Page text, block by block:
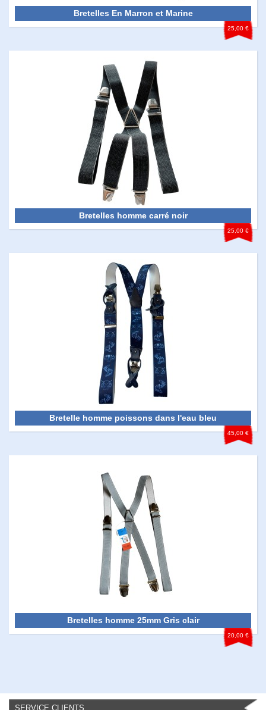
Bretelles En Marron et Marine
25,00 €
Bretelles homme carré noir
25,00 €
Bretelle homme poissons dans l'eau bleu
45,00 €
Bretelles homme 25mm Gris clair
20,00 €
SERVICE CLIENTS